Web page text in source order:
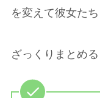
を変えて彼女た
ざっくりまとめる